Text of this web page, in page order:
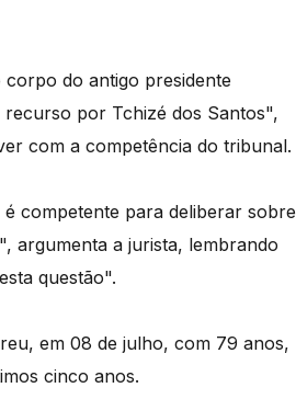
do antigo presidente
por Tchizé dos Santos",
com a competência do tribunal.
competente para deliberar sobre
argumenta a jurista, lembrando
questão".
em 08 de julho, com 79 anos,
cinco anos.